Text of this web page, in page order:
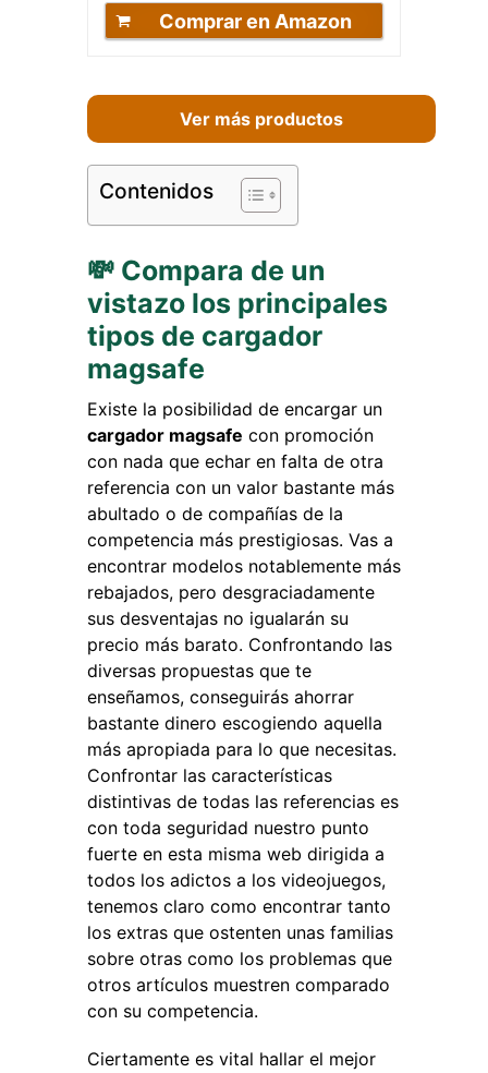
Comprar en Amazon
Ver más productos
Contenidos
💸 Compara de un
vistazo los principales
tipos de cargador
magsafe
Existe la posibilidad de encargar un
cargador magsafe con promoción
con nada que echar en falta de otra
referencia con un valor bastante más
abultado o de compañías de la
competencia más prestigiosas. Vas a
encontrar modelos notablemente más
rebajados, pero desgraciadamente
sus desventajas no igualarán su
precio más barato. Confrontando las
diversas propuestas que te
enseñamos, conseguirás ahorrar
bastante dinero escogiendo aquella
más apropiada para lo que necesitas.
Confrontar las características
distintivas de todas las referencias es
con toda seguridad nuestro punto
fuerte en esta misma web dirigida a
todos los adictos a los videojuegos,
tenemos claro como encontrar tanto
los extras que ostenten unas familias
sobre otras como los problemas que
otros artículos muestren comparado
con su competencia.
Ciertamente es vital hallar el mejor